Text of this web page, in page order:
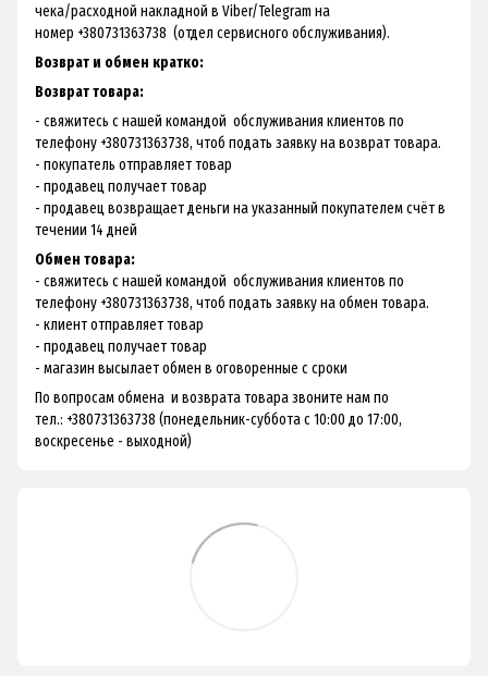
чека/расходной накладной в Viber/Telegram на
номер +380731363738 (отдел сервисного обслуживания).
Возврат и обмен кратко:
Возврат товара:
- свяжитесь с нашей командой обслуживания клиентов по
телефону +380731363738, чтоб подать заявку на возврат товара.
- покупатель отправляет товар
- продавец получает товар
- продавец возвращает деньги на указанный покупателем счёт в
течении 14 дней
Обмен товара:
- свяжитесь с нашей командой обслуживания клиентов по
телефону +380731363738, чтоб подать заявку на обмен товара.
- клиент отправляет товар
- продавец получает товар
- магазин высылает обмен в оговоренные с сроки
По вопросам обмена и возврата товара звоните нам по
тел.: +380731363738 (понедельник-суббота с 10:00 до 17:00,
воскресенье - выходной)